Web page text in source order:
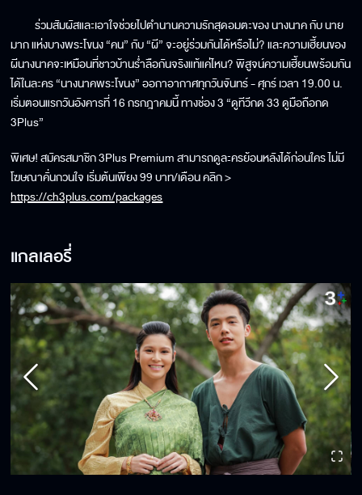
ร่วมสัมผัสและเอาใจช่วยไปตำนานความรักสุดอมตะของ นางนาค กับ นาย
มาก แห่งบางพระโขนง “คน” กับ “ผี” จะอยู่ร่วมกันได้หรือไม่? และความเฮี้ยนของ
ผีนางนาคจะเหมือนที่ชาวบ้านร่ำลือกันจริงแท้แค่ไหน? พิสูจน์ความเฮี้ยนพร้อมกัน
ได้ในละคร “นางนาคพระโขนง” ออกาอากาศทุกวันจันทร์ - ศุกร์ เวลา 19.00 น.
เริ่มตอนแรกวันอังคารที่ 16 กรกฎาคมนี้ ทางช่อง 3 “ดูทีวีกด 33 ดูมือถือกด
3Plus”
พิเศษ! สมัครสมาชิก 3Plus Premium สามารถดูละครย้อนหลังได้ก่อนใคร ไม่มี
โฆษณาคั่นกวนใจ เริ่มต้นเพียง 99 บาท/เดือน คลิก >
https://ch3plus.com/packages
แกลเลอรี่